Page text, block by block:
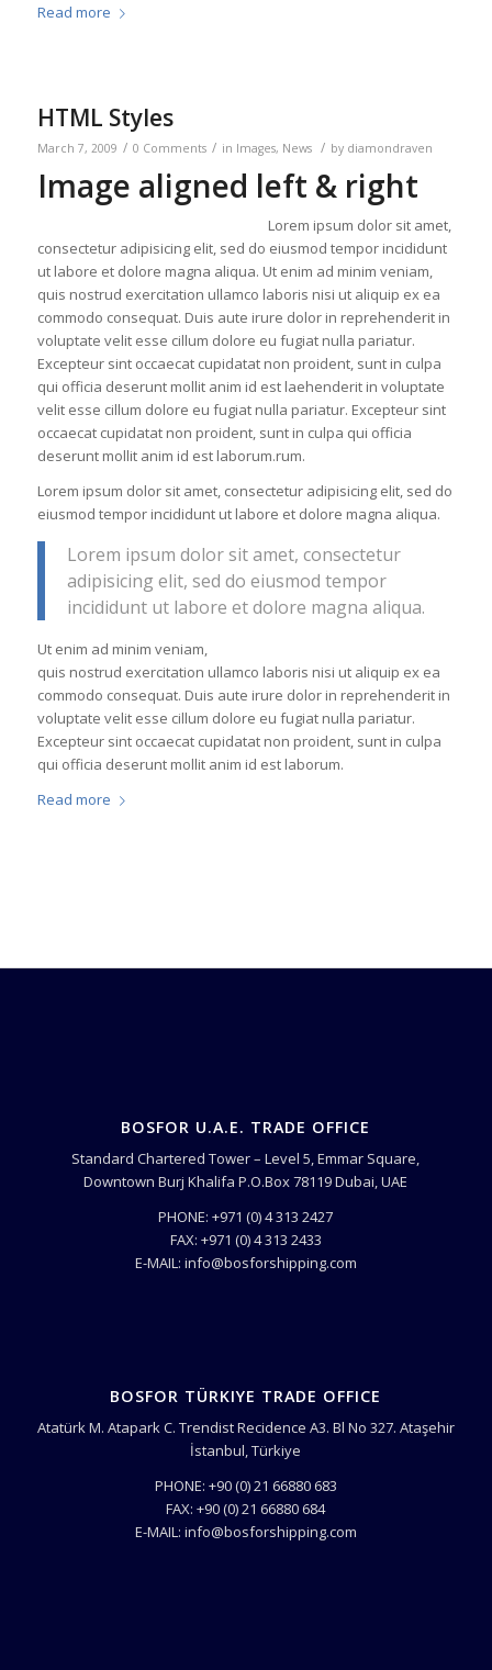
Read more
HTML Styles
March 7, 2009 / 0 Comments / in Images, News / by diamondraven
Image aligned left & right
Lorem ipsum dolor sit amet,
consectetur adipisicing elit, sed do eiusmod tempor incididunt
ut labore et dolore magna aliqua. Ut enim ad minim veniam,
quis nostrud exercitation ullamco laboris nisi ut aliquip ex ea
commodo consequat. Duis aute irure dolor in reprehenderit in
voluptate velit esse cillum dolore eu fugiat nulla pariatur.
Excepteur sint occaecat cupidatat non proident, sunt in culpa
qui officia deserunt mollit anim id est laehenderit in voluptate
velit esse cillum dolore eu fugiat nulla pariatur. Excepteur sint
occaecat cupidatat non proident, sunt in culpa qui officia
deserunt mollit anim id est laborum.rum.
Lorem ipsum dolor sit amet, consectetur adipisicing elit, sed do
eiusmod tempor incididunt ut labore et dolore magna aliqua.
Lorem ipsum dolor sit amet, consectetur
adipisicing elit, sed do eiusmod tempor
incididunt ut labore et dolore magna aliqua.
Ut enim ad minim veniam,
quis nostrud exercitation ullamco laboris nisi ut aliquip ex ea
commodo consequat. Duis aute irure dolor in reprehenderit in
voluptate velit esse cillum dolore eu fugiat nulla pariatur.
Excepteur sint occaecat cupidatat non proident, sunt in culpa
qui officia deserunt mollit anim id est laborum.
Read more
BOSFOR U.A.E. TRADE OFFICE
Standard Chartered Tower – Level 5, Emmar Square,
Downtown Burj Khalifa P.O.Box 78119 Dubai, UAE
PHONE: +971 (0) 4 313 2427
FAX: +971 (0) 4 313 2433
E-MAIL: info@bosforshipping.com
BOSFOR TÜRKIYE TRADE OFFICE
Atatürk M. Atapark C. Trendist Recidence A3. Bl No 327. Ataşehir
İstanbul, Türkiye
PHONE: +90 (0) 21 66880 683
FAX: +90 (0) 21 66880 684
E-MAIL: info@bosforshipping.com